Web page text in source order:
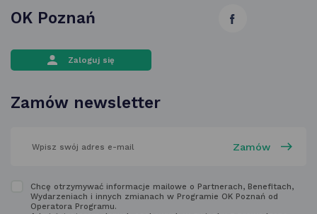
link
OK Poznań
Zaloguj się
Zamów newsletter
poniżej
Zapoznaj
Chcę otrzymywać informacje mailowe o Partnerach, Benefitach,
Wydarzeniach i innych zmianach w Programie OK Poznań od
Operatora Programu.